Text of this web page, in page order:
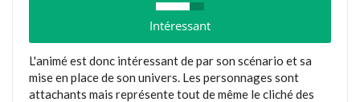
Intéressant
L'animé est donc intéressant de par son scénario et sa
mise en place de son univers. Les personnages sont
attachants mais représente tout de même le cliché des